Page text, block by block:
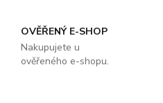
OVĚŘENÝ E-SHOP
Nakupujete u
ověřeného e-shopu.